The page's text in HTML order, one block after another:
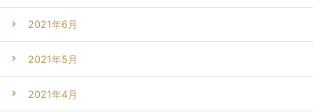
2021年6月
2021年5月
2021年4月